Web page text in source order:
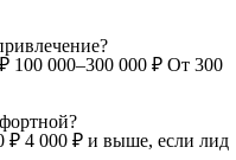
100 000–300 000 ₽ От 300
₽ 4 000 ₽ и выше, если лид